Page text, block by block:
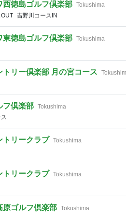
西徳島ゴルフ倶楽部 Tokushima
吉野川コースIN
東徳島ゴルフ倶楽部 Tokushima
トリー倶楽部 月の宮コース
フ倶楽部 Tokushima
トリークラブ Tokushima
トリークラブ Tokushima
原ゴルフ倶楽部 Tokushima